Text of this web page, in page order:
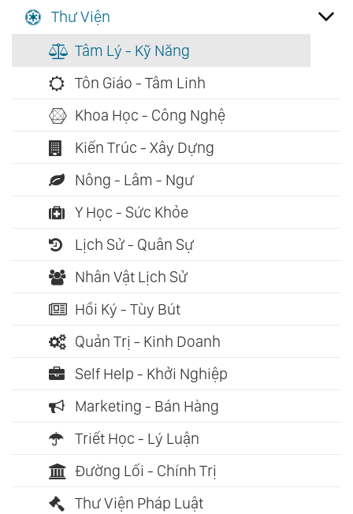
Thư Viện
Tâm Lý - Kỹ Năng
Tôn Giáo - Tâm Linh
Khoa Học - Công Nghệ
Kiến Trúc - Xây Dựng
Nông - Lâm - Ngư
Y Học - Sức Khỏe
Lịch Sử - Quân Sự
Nhân Vật Lịch Sử
Hồi Ký - Tùy Bút
Quản Trị - Kinh Doanh
Self Help - Khởi Nghiệp
Marketing - Bán Hàng
Triết Học - Lý Luận
Đường Lối - Chính Trị
Thư Viện Pháp Luật